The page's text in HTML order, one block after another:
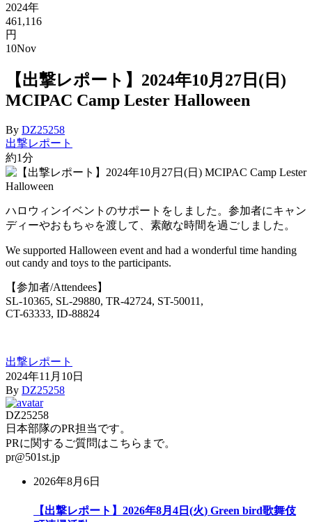
2024年
461,116
円
10Nov
【出撃レポート】2024年10月27日(日)
MCIPAC Camp Lester Halloween
By DZ25258
出撃レポート
約1分
ハロウィンイベントのサポートをしました。参加者にキャン
ディーやおもちゃを渡して、素敵な時間を過ごしました。
We supported Halloween event and had a wonderful time handing
out candy and toys to the participants.
【参加者/Attendees】
SL-10365, SL-29880, TR-42724, ST-50011,
CT-63333, ID-88824
出撃レポート
2024年11月10日
By DZ25258
DZ25258
日本部隊のPR担当です。
PRに関するご質問はこちらまで。
pr@501st.jp
2026年8月6日
【出撃レポート】2026年8月4日(火) Green bird歌舞伎